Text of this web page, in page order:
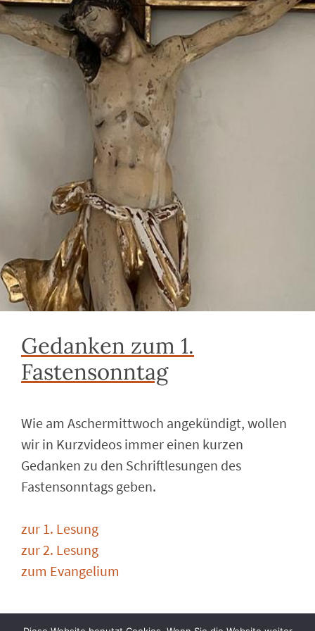
Gedanken zum 1.
Fastensonntag
Wie am Aschermittwoch angekündigt, wollen
wir in Kurzvideos immer einen kurzen
Gedanken zu den Schriftlesungen des
Fastensonntags geben.
zur 1. Lesung
zur 2. Lesung
zum Evangelium